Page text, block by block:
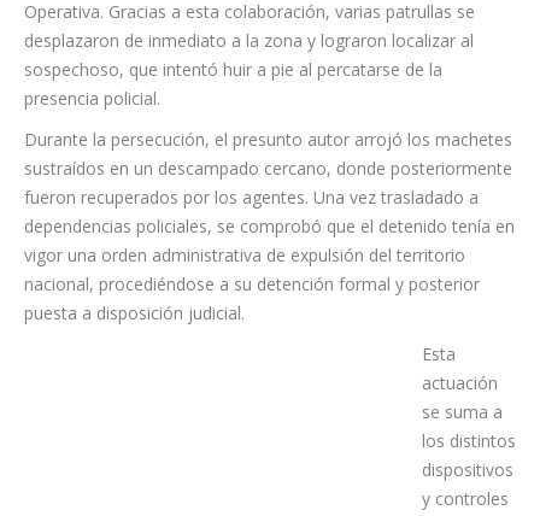
núcleo de El Fraile. La intervención se inició tras la llamada de
un ciudadano que presenció los hechos y alertó a la Sala
Operativa. Gracias a esta colaboración, varias patrullas se
desplazaron de inmediato a la zona y lograron localizar al
sospechoso, que intentó huir a pie al percatarse de la
presencia policial.
Durante la persecución, el presunto autor arrojó los machetes
sustraídos en un descampado cercano, donde posteriormente
fueron recuperados por los agentes. Una vez trasladado a
dependencias policiales, se comprobó que el detenido tenía en
vigor una orden administrativa de expulsión del territorio
nacional, procediéndose a su detención formal y posterior
Esta
actuación
se suma a
los distintos